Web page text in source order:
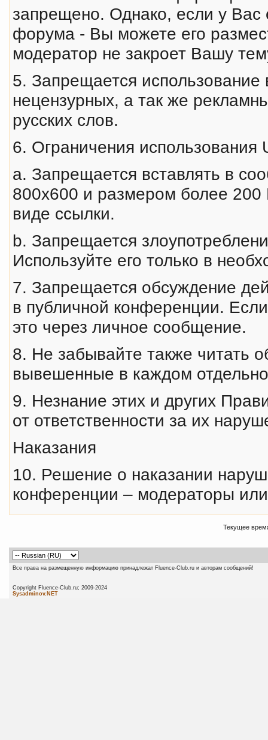
запрещено. Однако, если у
форума - Вы можете его
модератор не закроет Вашу
5. Запрещается использование
нецензурных, а так же
русских слов.
6. Ограничения
a. Запрещается вставлять в
800x600 и размером более 200
виде ссылки.
b. Запрещается
Используйте его только в
7. Запрещается обсуждение
в публичной конференции.
это через личное сообщение.
8. Не забывайте также читать
вывешенные в каждом
9. Незнание этих и других
от ответственности за их
Наказания
10. Решение о наказании
конференции – модераторы
Текущее
Все права на размещенную информацию принадлежат Fluence-Club.ru и авторам сообщений!
Copyright Fluence-Club.ru;
Sysadminov.NET